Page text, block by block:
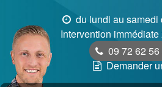
du lundi au samedi
Intervention
09 72 62 56
Demander